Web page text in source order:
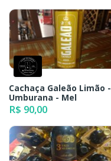
Cachaça Galeão Limão -
Umburana - Mel
R$ 90,00